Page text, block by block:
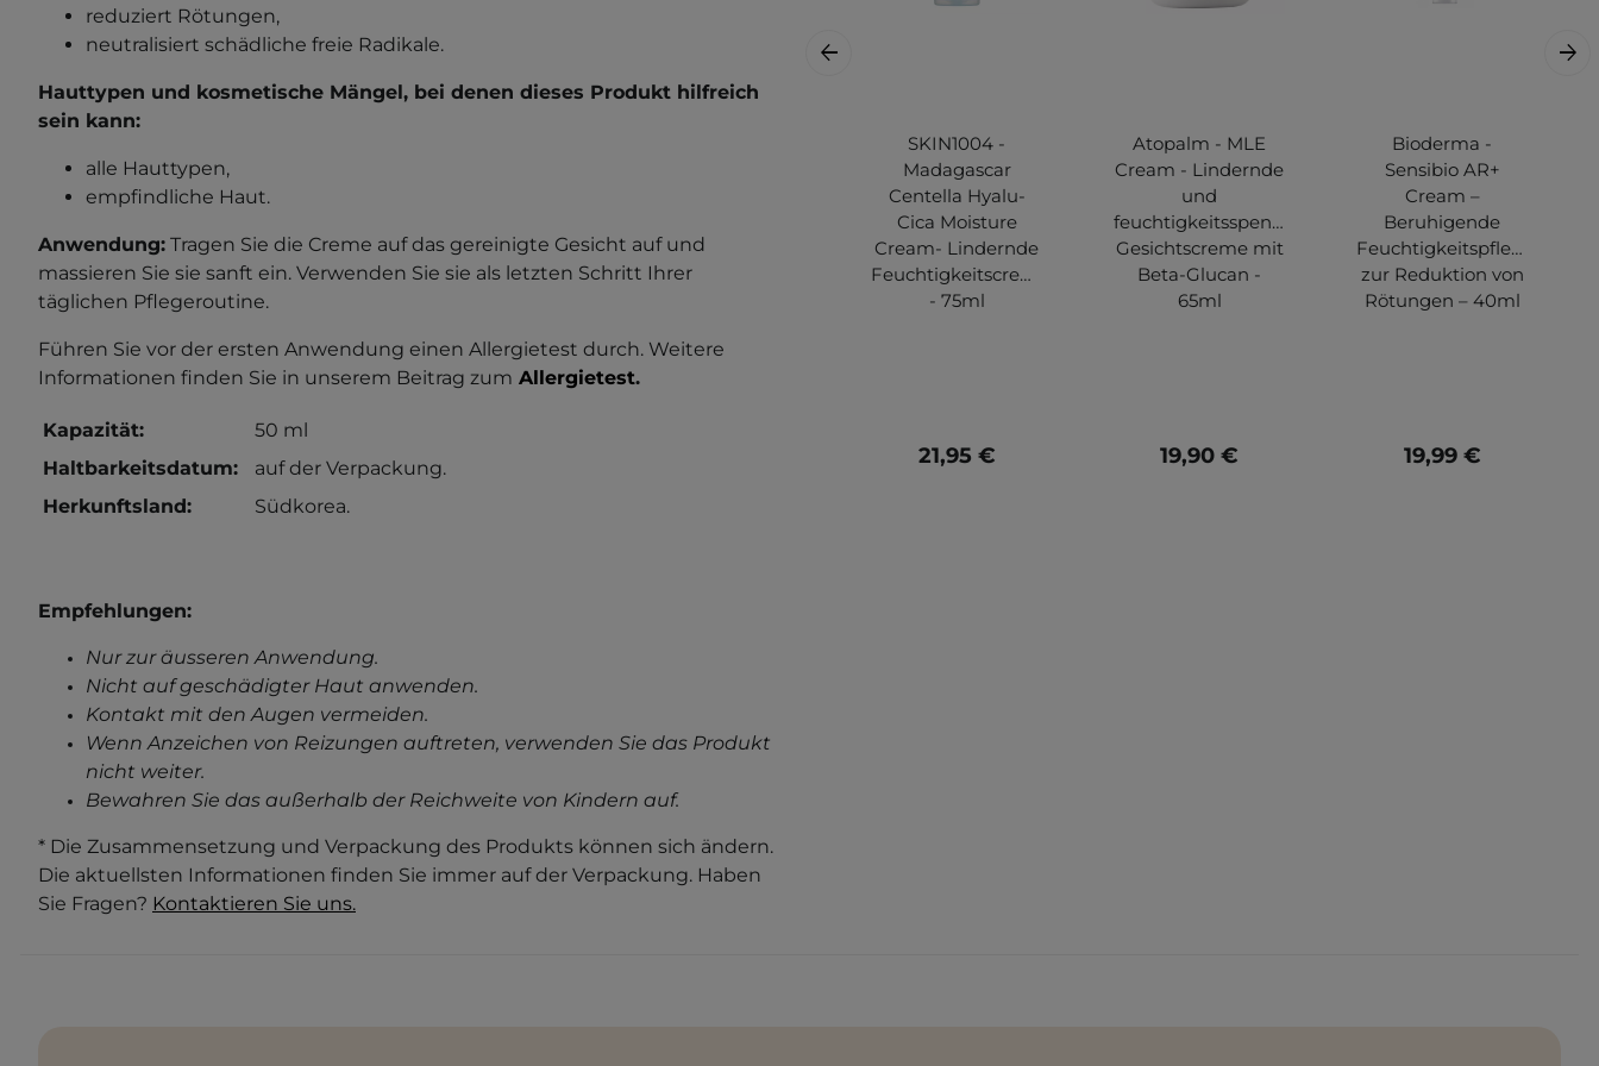
reduziert Rötungen,
neutralisiert schädliche freie Radikale.
Hauttypen und kosmetische Mängel, bei denen dieses Produkt hilfreich
sein kann:
alle Hauttypen,
empfindliche Haut.
Anwendung: Tragen Sie die Creme auf das gereinigte Gesicht auf und
massieren Sie sie sanft ein. Verwenden Sie sie als letzten Schritt Ihrer
täglichen Pflegeroutine.
Führen Sie vor der ersten Anwendung einen Allergietest durch. Weitere
Informationen finden Sie in unserem Beitrag zum Allergietest.
Kapazität:
50 ml
Haltbarkeitsdatum:
auf der Verpackung.
Herkunftsland:
Südkorea.
Empfehlungen:
Nur zur äusseren Anwendung.
Nicht auf geschädigter Haut anwenden.
Kontakt mit den Augen vermeiden.
Wenn Anzeichen von Reizungen auftreten, verwenden Sie das Produkt
nicht weiter.
Bewahren Sie das außerhalb der Reichweite von Kindern auf.
* Die Zusammensetzung und Verpackung des Produkts können sich ändern.
Die aktuellsten Informationen finden Sie immer auf der Verpackung. Haben
Sie Fragen? Kontaktieren Sie uns.
SKIN1004 -
Madagascar
Centella Hyalu-
Cica Moisture
Cream- Lindernde
Feuchtigkeitscreme
- 75ml
21,95 €
Atopalm - MLE
Cream - Lindernde
und
feuchtigkeitsspendende
Gesichtscreme mit
Beta-Glucan -
65ml
19,90 €
Bioderma -
Sensibio AR+
Cream –
Beruhigende
Feuchtigkeitspflege
zur Reduktion von
Rötungen – 40ml
19,99 €